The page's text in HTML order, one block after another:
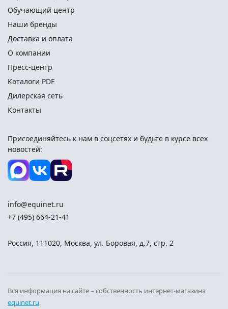
Обучающий центр
Наши бренды
Доставка и оплата
О компании
Пресс-центр
Каталоги PDF
Дилерская сеть
Контакты
Присоединяйтесь к нам в соцсетях и будьте в курсе всех
новостей:
info@equinet.ru
+7 (495) 664-21-41
Россия, 111020, Москва, ул. Боровая, д.7, стр. 2
Вся информация на сайте – собственность интернет-магазина
equinet.ru.